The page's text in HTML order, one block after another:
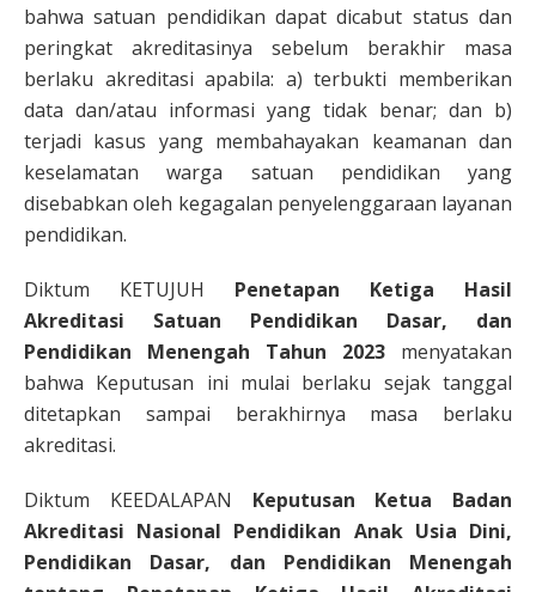
bahwa satuan pendidikan dapat dicabut status dan
peringkat akreditasinya sebelum berakhir masa
berlaku akreditasi apabila: a) terbukti memberikan
data dan/atau informasi yang tidak benar; dan b)
terjadi kasus yang membahayakan keamanan dan
keselamatan warga satuan pendidikan yang
disebabkan oleh kegagalan penyelenggaraan layanan
pendidikan.
Diktum KETUJUH Penetapan Ketiga Hasil
Akreditasi Satuan Pendidikan Dasar, dan
Pendidikan Menengah Tahun 2023 menyatakan
bahwa Keputusan ini mulai berlaku sejak tanggal
ditetapkan sampai berakhirnya masa berlaku
akreditasi.
Diktum KEEDALAPAN Keputusan Ketua Badan
Akreditasi Nasional Pendidikan Anak Usia Dini,
Pendidikan Dasar, dan Pendidikan Menengah